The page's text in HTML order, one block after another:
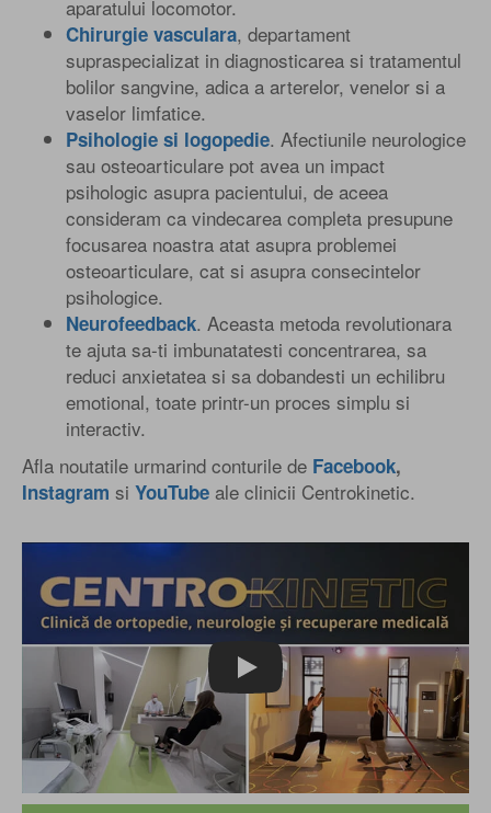
aparatului locomotor.
Chirurgie vasculara, departament
supraspecializat in diagnosticarea si tratamentul
bolilor sangvine, adica a arterelor, venelor si a
vaselor limfatice.
Psihologie si logopedie. Afectiunile neurologice
sau osteoarticulare pot avea un impact
psihologic asupra pacientului, de aceea
consideram ca vindecarea completa presupune
focusarea noastra atat asupra problemei
osteoarticulare, cat si asupra consecintelor
psihologice.
Neurofeedback. Aceasta metoda revolutionara
te ajuta sa-ti imbunatatesti concentrarea, sa
reduci anxietatea si sa dobandesti un echilibru
emotional, toate printr-un proces simplu si
interactiv.
Afla noutatile urmarind conturile de Facebook,
Instagram si YouTube ale clinicii Centrokinetic.
Play